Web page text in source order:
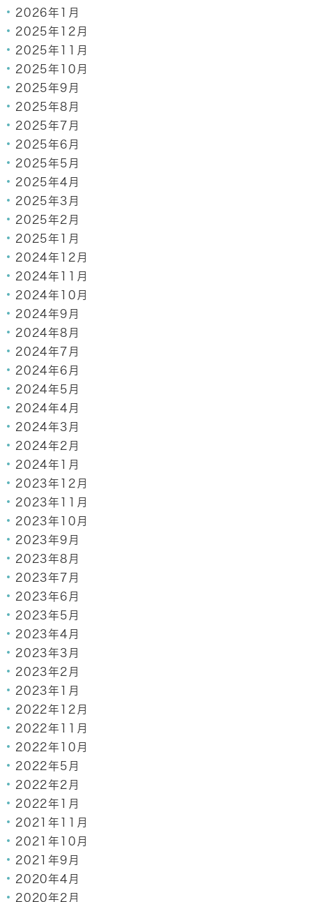
2026年1月
2025年12月
2025年11月
2025年10月
2025年9月
2025年8月
2025年7月
2025年6月
2025年5月
2025年4月
2025年3月
2025年2月
2025年1月
2024年12月
2024年11月
2024年10月
2024年9月
2024年8月
2024年7月
2024年6月
2024年5月
2024年4月
2024年3月
2024年2月
2024年1月
2023年12月
2023年11月
2023年10月
2023年9月
2023年8月
2023年7月
2023年6月
2023年5月
2023年4月
2023年3月
2023年2月
2023年1月
2022年12月
2022年11月
2022年10月
2022年5月
2022年2月
2022年1月
2021年11月
2021年10月
2021年9月
2020年4月
2020年2月